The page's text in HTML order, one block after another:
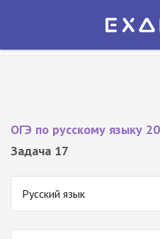
Экзамер — ЕГЭ 2027
ОГЭ по русскому языку
Задача 17
Русский язык